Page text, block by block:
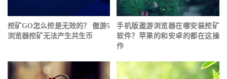
挖矿GO怎么挖是无效的？ 傲游5
浏览器挖矿无法产生共生币
手机版遨游浏览器在哪安装挖矿
软件？苹果的和安卓的都在这操
作